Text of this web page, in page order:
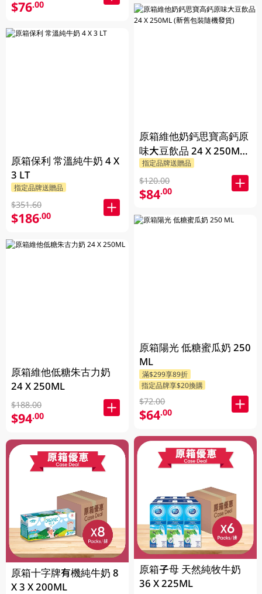
$76.00
原箱保利 常溫純牛奶 4 X
3 LT
指定品牌送贈品
$351.60
$186.00
原箱維他低糖朱古力奶
24 X 250ML
$188.00
$94.00
原箱十字牌有機純牛奶 8
X 3 X 200ML
原箱維他奶鈣思寶高鈣原
味大豆飲品 24 X 250ML
(新舊包裝隨機發貨)
指定品牌送贈品
$120.00
$84.00
原箱陽光 低糖蜜瓜奶 250
ML
滿$299享89折
指定品牌享$20換購
$72.00
$64.00
原箱子母 天然純牧牛奶
36 X 225ML